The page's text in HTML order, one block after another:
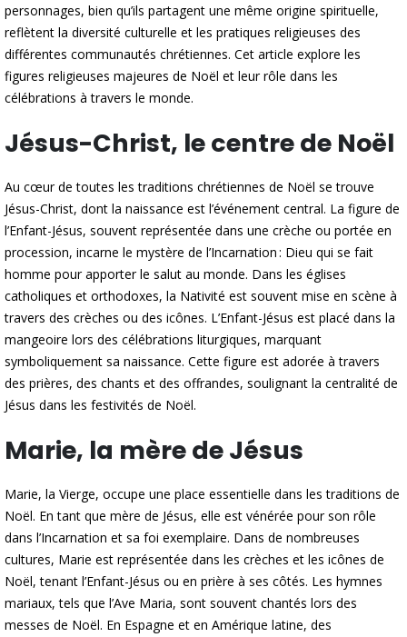
personnages, bien qu’ils partagent une même origine spirituelle,
reflètent la diversité culturelle et les pratiques religieuses des
différentes communautés chrétiennes. Cet article explore les
figures religieuses majeures de Noël et leur rôle dans les
célébrations à travers le monde.
Jésus-Christ, le centre de Noël
Au cœur de toutes les traditions chrétiennes de Noël se trouve
Jésus-Christ, dont la naissance est l’événement central. La figure de
l’Enfant-Jésus, souvent représentée dans une crèche ou portée en
procession, incarne le mystère de l’Incarnation : Dieu qui se fait
homme pour apporter le salut au monde. Dans les églises
catholiques et orthodoxes, la Nativité est souvent mise en scène à
travers des crèches ou des icônes. L’Enfant-Jésus est placé dans la
mangeoire lors des célébrations liturgiques, marquant
symboliquement sa naissance. Cette figure est adorée à travers
des prières, des chants et des offrandes, soulignant la centralité de
Jésus dans les festivités de Noël.
Marie, la mère de Jésus
Marie, la Vierge, occupe une place essentielle dans les traditions de
Noël. En tant que mère de Jésus, elle est vénérée pour son rôle
dans l’Incarnation et sa foi exemplaire. Dans de nombreuses
cultures, Marie est représentée dans les crèches et les icônes de
Noël, tenant l’Enfant-Jésus ou en prière à ses côtés. Les hymnes
mariaux, tels que l’Ave Maria, sont souvent chantés lors des
messes de Noël. En Espagne et en Amérique latine, des